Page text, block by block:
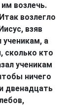
возлечь.
возлегло
взяв
ученикам, а
сколько кто
ученикам
ничего
двенадцать